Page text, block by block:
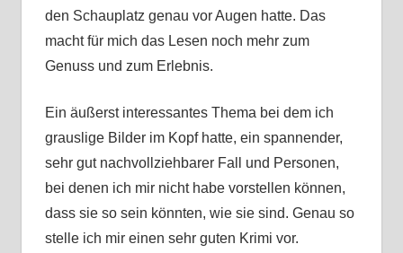
den Schauplatz genau vor Augen hatte. Das
macht für mich das Lesen noch mehr zum
Genuss und zum Erlebnis.
Ein äußerst interessantes Thema bei dem ich
grauslige Bilder im Kopf hatte, ein spannender,
sehr gut nachvollziehbarer Fall und Personen,
bei denen ich mir nicht habe vorstellen können,
dass sie so sein könnten, wie sie sind. Genau so
stelle ich mir einen sehr guten Krimi vor.